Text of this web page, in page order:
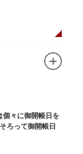
のリニューアル
百貨店は今でも
をはじめ、全国か
個々に御開帳日を
ろって御開帳日